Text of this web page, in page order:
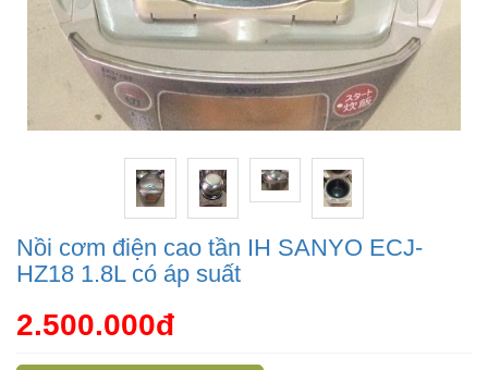
Nồi cơm điện cao tần IH SANYO ECJ-
HZ18 1.8L có áp suất
2.500.000đ